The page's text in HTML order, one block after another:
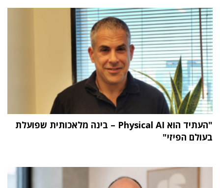
"העתיד הוא Physical AI – בינה מלאכותית שפועלת
בעולם הפיזי"